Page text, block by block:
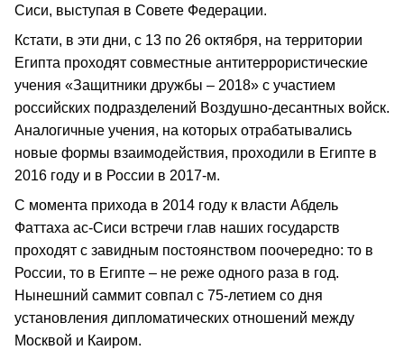
Сиси, выступая в Совете Федерации.
Кстати, в эти дни, с 13 по 26 октября, на территории
Египта проходят совместные антитеррористические
учения «Защитники дружбы – 2018» с участием
российских подразделений Воздушно-десантных войск.
Аналогичные учения, на которых отрабатывались
новые формы взаимодействия, проходили в Египте в
2016 году и в России в 2017-м.
С момента прихода в 2014 году к власти Абдель
Фаттаха ас-Сиси встречи глав наших государств
проходят с завидным постоянством поочередно: то в
России, то в Египте – не реже одного раза в год.
Нынешний саммит совпал с 75-летием со дня
установления дипломатических отношений между
Москвой и Каиром.